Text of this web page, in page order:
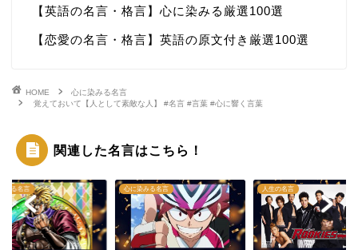
【英語の名言・格言】心に染みる厳選100選
【恋愛の名言・格言】英語の原文付き厳選100選
HOME
心に染みる名言
覚えておいて【人として素敵な人】 #名言 #言葉 #心に響く言葉
関連した名言はこちら！
みる名言 心に染みる名言 人生の名言